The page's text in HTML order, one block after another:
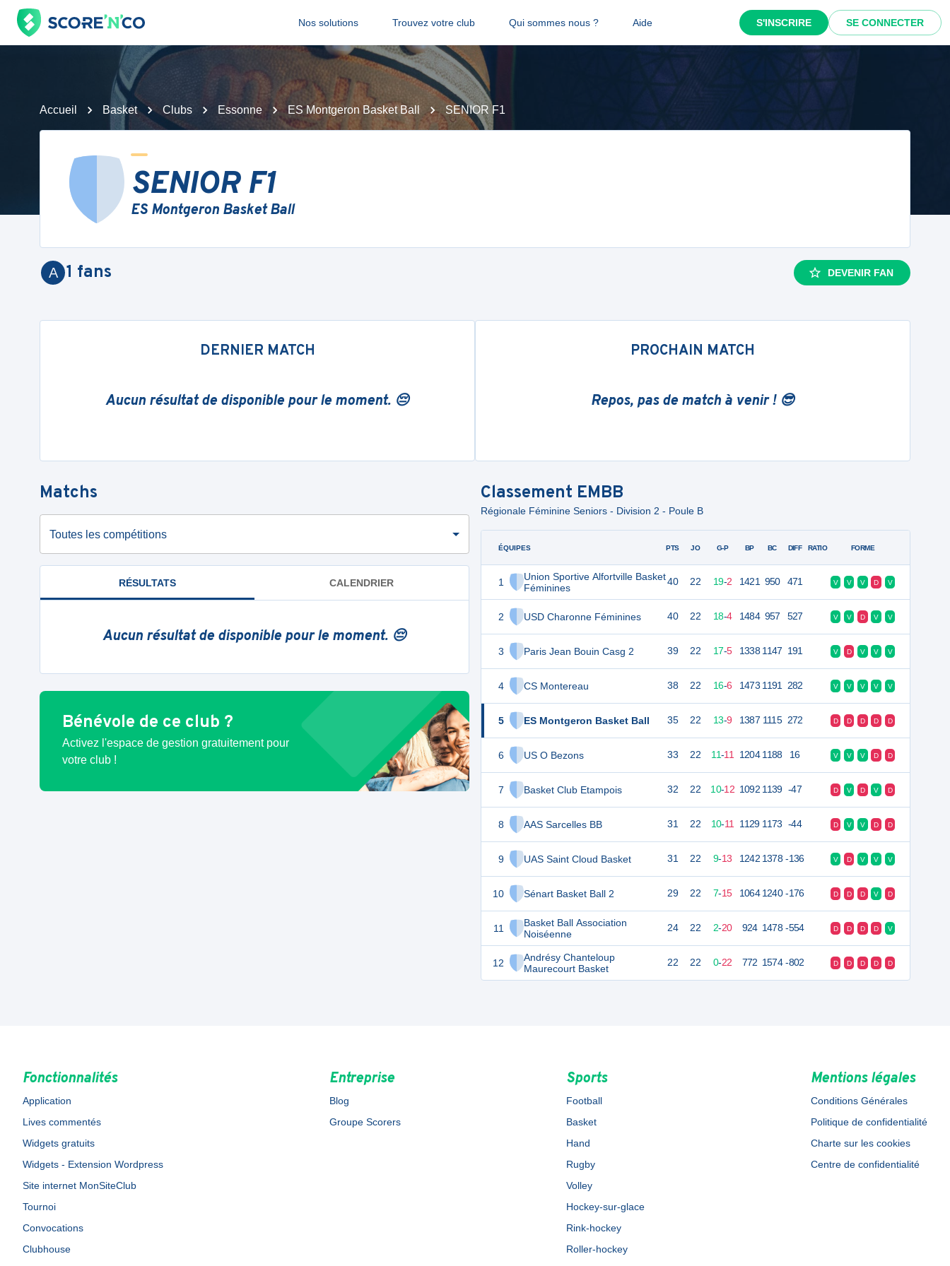
Nos solutions Trouvez votre club Qui sommes nous ? Aide S'INSCRIRE SE CONNECTER
Accueil Basket Clubs Essonne ES Montgeron Basket Ball SENIOR F1
SENIOR F1
ES Montgeron Basket Ball
A 1 fans DEVENIR FAN
DERNIER MATCH
Aucun résultat de disponible pour le moment. 😔
PROCHAIN MATCH
Repos, pas de match à venir ! 😎
Matchs
Toutes les compétitions
RÉSULTATS CALENDRIER
Aucun résultat de disponible pour le moment. 😔
Bénévole de ce club ?
Activez l'espace de gestion gratuitement pour
votre club !
Classement EMBB
Régionale Féminine Seniors - Division 2 - Poule B
ÉQUIPES
1
Union Sportive Alfortville Basket
Féminines
2 USD Charonne Féminines
3 Paris Jean Bouin Casg 2
4 CS Montereau
5 ES Montgeron Basket Ball
6 US O Bezons
7 Basket Club Etampois
8 AAS Sarcelles BB
9 UAS Saint Cloud Basket
10 Sénart Basket Ball 2
11
Basket Ball Association
Noiséenne
12
Andrésy Chanteloup
Maurecourt Basket
PTS JO G-P BP BC DIFF RATIO FORME
40 22 19-2 1421 950 471 V V V D V
40 22 18-4 1484 957 527 V V D V V
39 22 17-5 1338 1147 191 V D V V V
38 22 16-6 1473 1191 282 V V V V V
35 22 13-9 1387 1115 272 D D D D D
33 22 11-11 1204 1188 16 V V V D D
32 22 10-12 1092 1139 -47 D V D V D
31 22 10-11 1129 1173 -44 D V V D D
31 22 9-13 1242 1378 -136 V D V V V
29 22 7-15 1064 1240 -176 D D D V D
24 22 2-20 924 1478 -554 D D D D V
22 22 0-22 772 1574 -802 D D D D D
Fonctionnalités
Application
Lives commentés
Widgets gratuits
Widgets - Extension Wordpress
Site internet MonSiteClub
Tournoi
Convocations
Clubhouse
Entreprise
Blog
Groupe Scorers
Sports
Football
Basket
Hand
Rugby
Volley
Hockey-sur-glace
Rink-hockey
Roller-hockey
Mentions légales
Conditions Générales
Politique de confidentialité
Charte sur les cookies
Centre de confidentialité